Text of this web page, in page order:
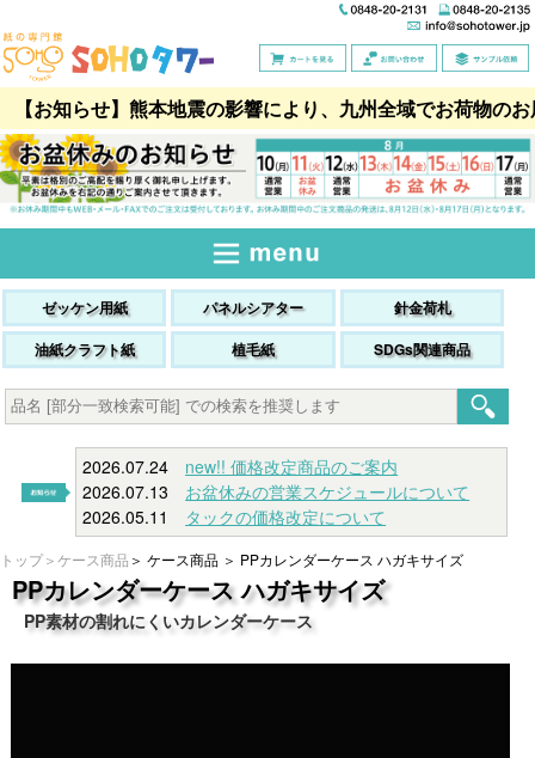
【お知らせ】熊本地震の影響により、九州全域でお荷物の
ゼッケン用紙 パネルシアター
針金荷札
油紙クラフト紙
植毛紙 SDGs関連商品
2026.07.24 new!! 価格改定商品のご案内
2026.07.13 お盆休みの営業スケジュールについて
2026.05.11 タックの価格改定について
トップ＞ケース商品 ＞ ケース商品 ＞ PPカレンダーケース ハガキサイズ
PPカレンダーケース ハガキサイズ
PP素材の割れにくいカレンダーケース